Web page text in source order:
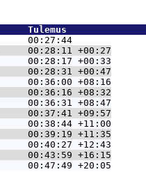
Tulemus
00:27:44
00:28:11 +00:27
00:28:17 +00:33
00:28:31 +00:47
00:36:00 +08:16
00:36:16 +08:32
00:36:31 +08:47
00:37:41 +09:57
+11:00
00:39:19 +11:35
00:40:27 +12:43
00:43:59 +16:15
00:47:49 +20:05